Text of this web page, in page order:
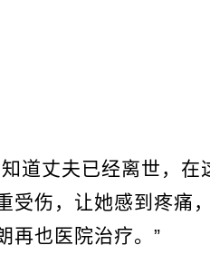
道丈夫已经离世，在
受伤，让她感到疼痛
再也医院治疗。”